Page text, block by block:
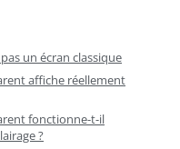
un écran classique
affiche réellement
fonctionne-t-il
?